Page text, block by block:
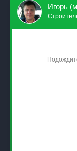
Обращаем Ваше
характер и не
Игорь